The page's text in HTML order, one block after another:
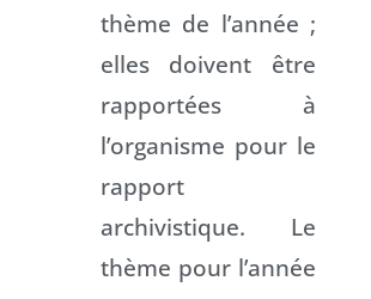
thème de l’année ;
elles doivent être
rapportées à
l’organisme pour le
rapport
archivistique. Le
thème pour l’année